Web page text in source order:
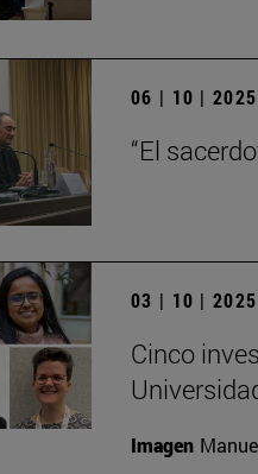
06 | 10 | 2025
“El
03 | 10 | 2025
Cinco
Imagen